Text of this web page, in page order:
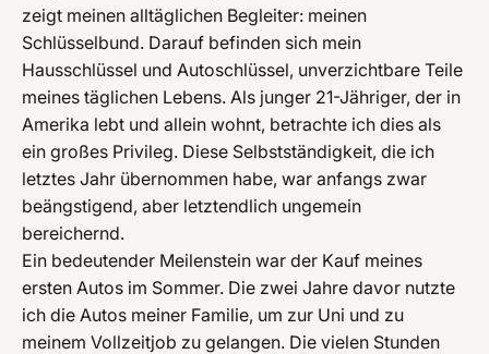
zeigt meinen alltäglichen Begleiter: meinen
Schlüsselbund. Darauf befinden sich mein
Hausschlüssel und Autoschlüssel, unverzichtbare Teile
meines täglichen Lebens. Als junger 21-Jähriger, der in
Amerika lebt und allein wohnt, betrachte ich dies als
ein großes Privileg. Diese Selbstständigkeit, die ich
letztes Jahr übernommen habe, war anfangs zwar
beängstigend, aber letztendlich ungemein
bereichernd.
Ein bedeutender Meilenstein war der Kauf meines
ersten Autos im Sommer. Die zwei Jahre davor nutzte
ich die Autos meiner Familie, um zur Uni und zu
meinem Vollzeitjob zu gelangen. Die vielen Stunden